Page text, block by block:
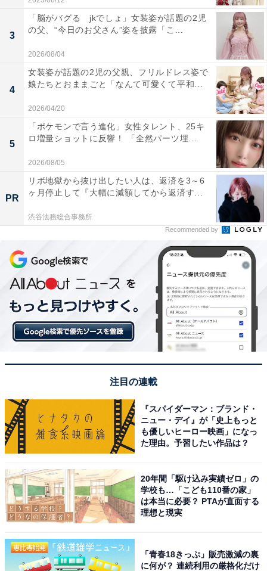
3
「脳がバグる jkでしょ」女装姿が話題の2児
の父、“今日のお父さん”姿を披露「こ...
2026/08/04
4
女装姿が話題の2児の父親、フリルドレス姿で
娘たちとおままごと「なんて可愛くて平和...
2026/04/20
5
「ポケモンで言う進化」女性タレント、25キ
ロ増量ショットに反響！ 「全然パーツ埋...
2026/08/05
PR
リボ地獄から抜け出したい人は、返済を3～6
ヶ月停止して『大幅に減額してから返済す...
渋谷法務総合事務所
Recommended by
注目の連載
『スパイダーマン：ブランド・
ニュー・デイ』が「史上もっと
も優しいヒーロー映画」になっ
た理由。予習したい作品は？
20年間「駆け込み実績ゼロ」の
学校も…「こども110番の家」
は本当に必要？ PTAが直面する
理想と現実
「青春18きっぷ」販売激減の裏
に何が？ 連続利用の厳格化だけ